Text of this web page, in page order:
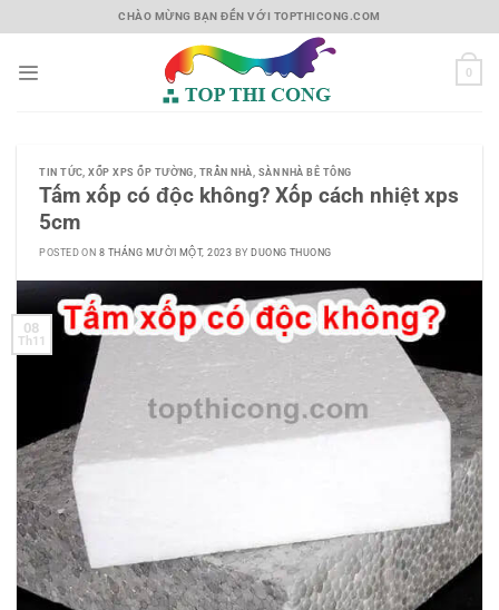
to
CHÀO MỪNG BẠN ĐẾN VỚI TOPTHICONG.COM
0
TIN TỨC ,XỐP XPS ỐP TƯỜNG, TRẦN NHÀ, SÀN NHÀ BÊ TÔNG
Tấm xốp có độc không? Xốp cách nhiệt xps
5cm
POSTED ON 8 THÁNG MƯỜI MỘT, 2023 BYDUONG THUONG
08
Th11